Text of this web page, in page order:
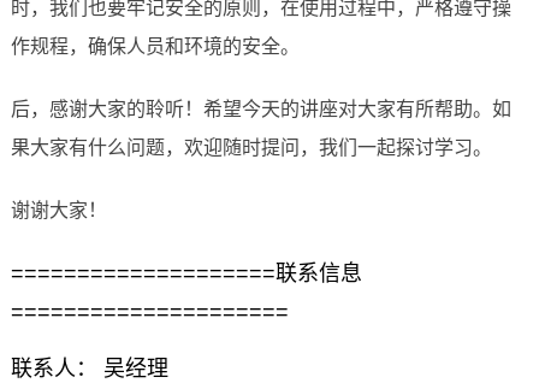
时，我们也要牢记安全的原则，在使用过程中，严格遵守操
作规程，确保人员和环境的安全。
后，感谢大家的聆听！希望今天的讲座对大家有所帮助。如
果大家有什么问题，欢迎随时提问，我们一起探讨学习。
谢谢大家！
====================联系信息
=====================
联系人： 吴经理